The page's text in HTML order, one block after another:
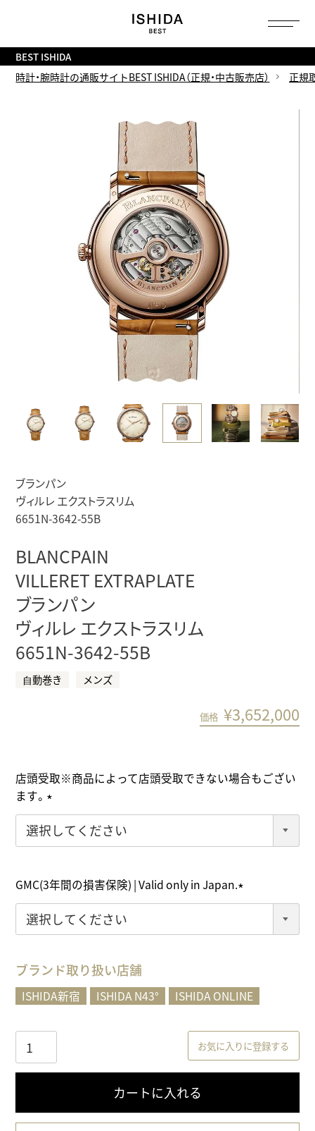
BEST ISHIDA
時計・腕時計の通販サイトBEST ISHIDA（正規・中古販売店）
正規
ブランパン
ヴィルレ エクストラスリム
6651N-3642-55B
BLANCPAIN
VILLERET EXTRAPLATE
ブランパン
ヴィルレ エクストラスリム
6651N-3642-55B
⾃動巻き メンズ
価格 ¥3,652,000
店頭受取※商品によって店頭受取できない場合もござい
ます。
(
必
GMC(3年間の損害保険) | Valid only in Japan.
(
ブランド取り扱い店舗
ISHIDA新宿 ISHIDA N43° ISHIDA ONLINE
お気に入りに登録する
カートに入れる
へ